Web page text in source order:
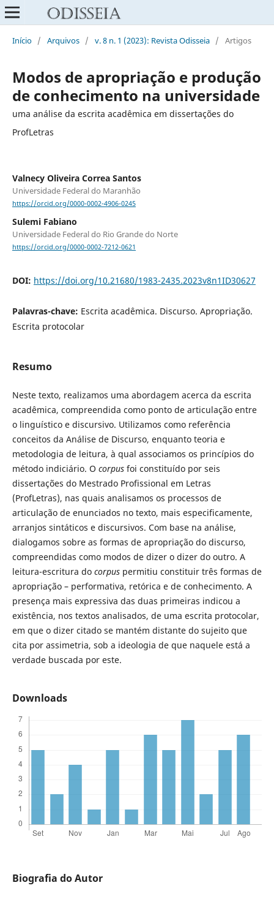
Início / Arquivos / v. 8 n. 1 (2023): Revista Odisseia / Artigos
Modos de apropriação e produção
de conhecimento na universidade
uma análise da escrita acadêmica em dissertações do
ProfLetras
Valnecy Oliveira Correa Santos
Universidade Federal do Maranhão
https://orcid.org/0000-0002-4906-0245
Sulemi Fabiano
Universidade Federal do Rio Grande do Norte
https://orcid.org/0000-0002-7212-0621
DOI: https://doi.org/10.21680/1983-2435.2023v8n1ID30627
Palavras-chave: Escrita acadêmica. Discurso. Apropriação.
Escrita protocolar
Resumo
Neste texto, realizamos uma abordagem acerca da escrita
acadêmica, compreendida como ponto de articulação entre
o linguístico e discursivo. Utilizamos como referência
conceitos da Análise de Discurso, enquanto teoria e
metodologia de leitura, à qual associamos os princípios do
método indiciário. O corpus foi constituído por seis
dissertações do Mestrado Profissional em Letras
(ProfLetras), nas quais analisamos os processos de
articulação de enunciados no texto, mais especificamente,
arranjos sintáticos e discursivos. Com base na análise,
dialogamos sobre as formas de apropriação do discurso,
compreendidas como modos de dizer o dizer do outro. A
leitura-escritura do corpuspermitiu constituir três formas de
apropriação – performativa, retórica e de conhecimento. A
presença mais expressiva das duas primeiras indicou a
existência, nos textos analisados, de uma escrita protocolar,
em que o dizer citado se mantém distante do sujeito que
cita por assimetria, sob a ideologia de que naquele está a
verdade buscada por este.
Downloads
Biografia do Autor